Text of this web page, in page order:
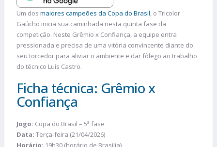
Um dos maiores campeões da Copa do Brasil, o Tricolor
Gaúcho inicia sua caminhada nesta quinta fase da
competição. Neste Grêmio x Confiança, a equipe entra
pressionada e precisa de uma vitória convincente diante do
seu torcedor para aliviar o ambiente e dar fôlego ao trabalho
do técnico Luís Castro.
Ficha técnica: Grêmio x
Confiança
Jogo: Copa do Brasil – 5ª fase
Data: Terça-feira (21/04/2026)
Horário: 19h30 (horário de Brasília)